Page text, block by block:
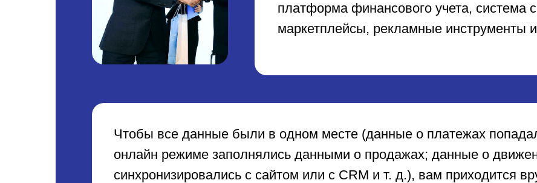
ПИНКИТ
БИЛДЕР
платформа финансового учета, система
маркетплейсы, рекламные инструменты
Чтобы все данные были в одном месте (данные о платежах
онлайн режиме заполнялись данными о продажах; данные о
синхронизировались с сайтом или с CRM и т. д.), вам приходится